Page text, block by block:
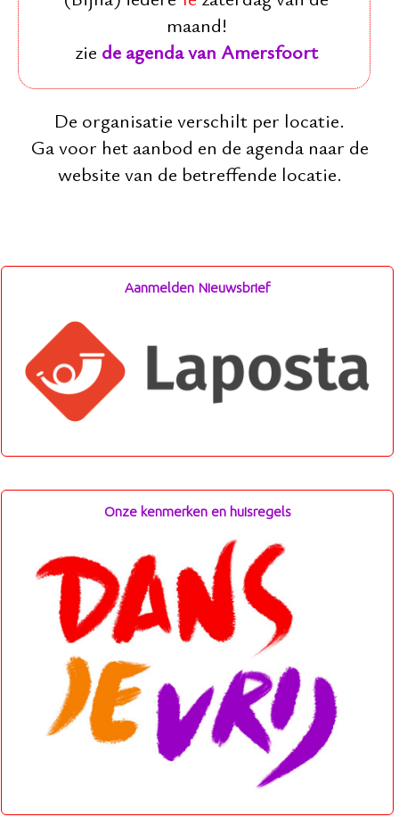
maand!
zie de agenda van Amersfoort
De organisatie verschilt per locatie.
Ga voor het aanbod en de agenda naar de
website van de betreffende locatie.
Aanmelden Nieuwsbrief
Onze kenmerken en huisregels